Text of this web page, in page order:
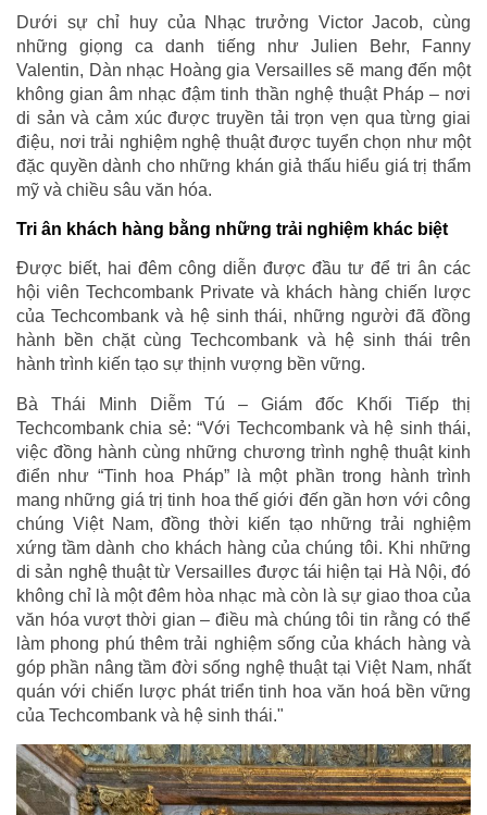
Dưới sự chỉ huy của Nhạc trưởng Victor Jacob, cùng
những giọng ca danh tiếng như Julien Behr, Fanny
Valentin, Dàn nhạc Hoàng gia Versailles sẽ mang đến một
không gian âm nhạc đậm tinh thần nghệ thuật Pháp – nơi
di sản và cảm xúc được truyền tải trọn vẹn qua từng giai
điệu, nơi trải nghiệm nghệ thuật được tuyển chọn như một
đặc quyền dành cho những khán giả thấu hiểu giá trị thẩm
mỹ và chiều sâu văn hóa.
Tri ân khách hàng bằng những trải nghiệm khác biệt
Được biết, hai đêm công diễn được đầu tư để tri ân các
hội viên Techcombank Private và khách hàng chiến lược
của Techcombank và hệ sinh thái, những người đã đồng
hành bền chặt cùng Techcombank và hệ sinh thái trên
hành trình kiến tạo sự thịnh vượng bền vững.
Bà Thái Minh Diễm Tú – Giám đốc Khối Tiếp thị
Techcombank chia sẻ: “Với Techcombank và hệ sinh thái,
việc đồng hành cùng những chương trình nghệ thuật kinh
điển như “Tinh hoa Pháp” là một phần trong hành trình
mang những giá trị tinh hoa thế giới đến gần hơn với công
chúng Việt Nam, đồng thời kiến tạo những trải nghiệm
xứng tầm dành cho khách hàng của chúng tôi. Khi những
di sản nghệ thuật từ Versailles được tái hiện tại Hà Nội, đó
không chỉ là một đêm hòa nhạc mà còn là sự giao thoa của
văn hóa vượt thời gian – điều mà chúng tôi tin rằng có thể
làm phong phú thêm trải nghiệm sống của khách hàng và
góp phần nâng tầm đời sống nghệ thuật tại Việt Nam, nhất
quán với chiến lược phát triển tinh hoa văn hoá bền vững
của Techcombank và hệ sinh thái."